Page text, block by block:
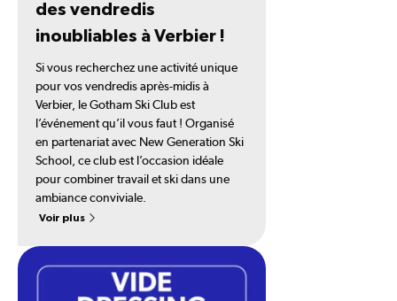
des vendredis
inoubliables à Verbier !
Si vous recherchez une activité unique
pour vos vendredis après-midis à
Verbier, le Gotham Ski Club est
l’événement qu’il vous faut ! Organisé
en partenariat avec New Generation Ski
School, ce club est l’occasion idéale
pour combiner travail et ski dans une
ambiance conviviale.
Voir plus